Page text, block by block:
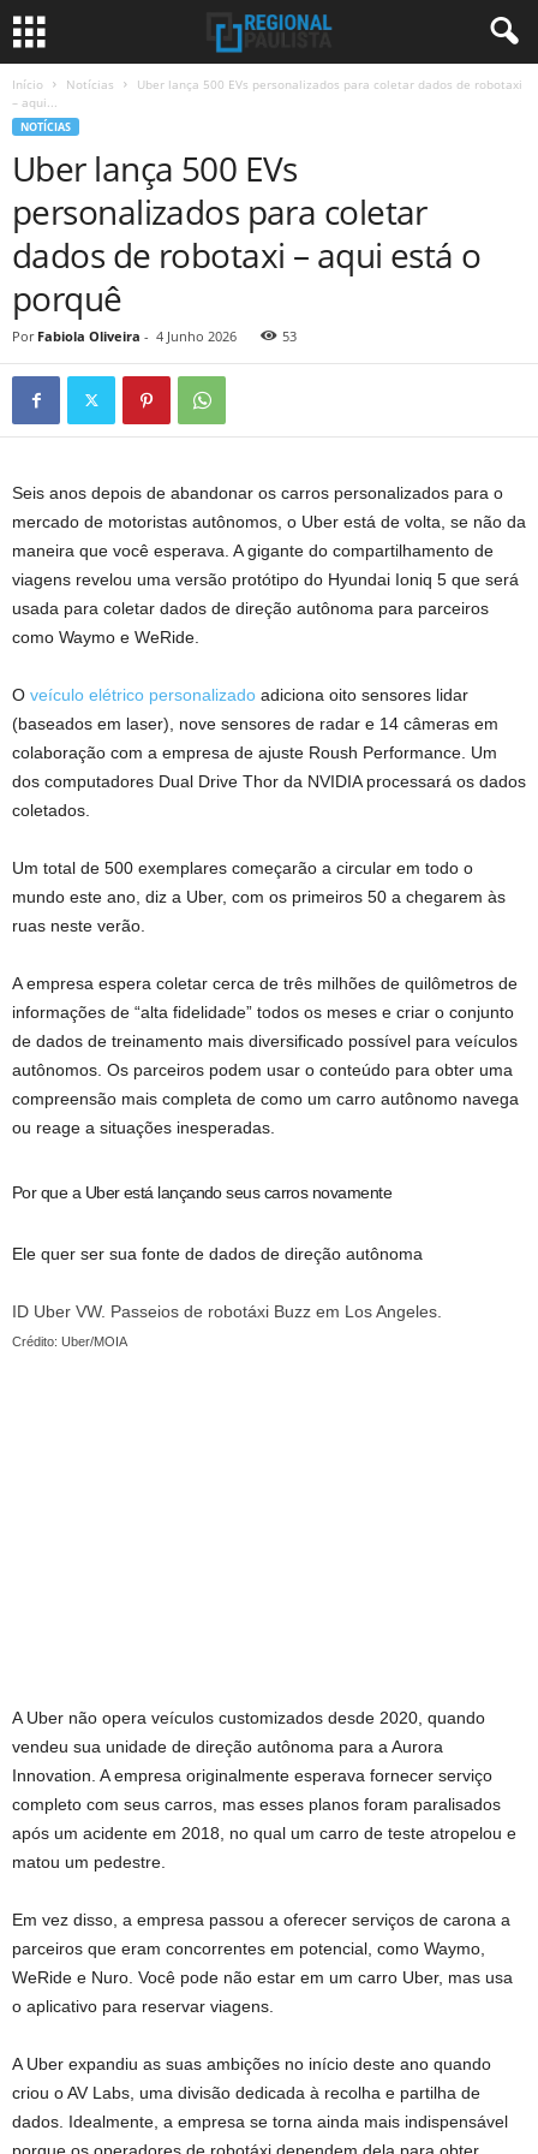
Início Notícias
Uber lança 500 EVs personalizados para coletar dados de robotaxi
– aqui...
NOTÍCIAS
Uber lança 500 EVs
personalizados para coletar
dados de robotaxi – aqui está o
porquê
Por Fabiola Oliveira - 4 Junho 2026 53
Seis anos depois de abandonar os carros personalizados para o
mercado de motoristas autônomos, o Uber está de volta, se não da
maneira que você esperava. A gigante do compartilhamento de
viagens revelou uma versão protótipo do Hyundai Ioniq 5 que será
usada para coletar dados de direção autônoma para parceiros
como Waymo e WeRide.
O veículo elétrico personalizado adiciona oito sensores lidar
(baseados em laser), nove sensores de radar e 14 câmeras em
colaboração com a empresa de ajuste Roush Performance. Um
dos computadores Dual Drive Thor da NVIDIA processará os dados
coletados.
Um total de 500 exemplares começarão a circular em todo o
mundo este ano, diz a Uber, com os primeiros 50 a chegarem às
ruas neste verão.
A empresa espera coletar cerca de três milhões de quilômetros de
informações de “alta fidelidade” todos os meses e criar o conjunto
de dados de treinamento mais diversificado possível para veículos
autônomos. Os parceiros podem usar o conteúdo para obter uma
compreensão mais completa de como um carro autônomo navega
ou reage a situações inesperadas.
Por que a Uber está lançando seus carros novamente
Ele quer ser sua fonte de dados de direção autônoma
ID Uber VW. Passeios de robotáxi Buzz em Los Angeles.
Crédito: Uber/MOIA
A Uber não opera veículos customizados desde 2020, quando
vendeu sua unidade de direção autônoma para a Aurora
Innovation. A empresa originalmente esperava fornecer serviço
completo com seus carros, mas esses planos foram paralisados ​​
após um acidente em 2018, no qual um carro de teste atropelou e
matou um pedestre.
Em vez disso, a empresa passou a oferecer serviços de carona a
parceiros que eram concorrentes em potencial, como Waymo,
WeRide e Nuro. Você pode não estar em um carro Uber, mas usa
o aplicativo para reservar viagens.
A Uber expandiu as suas ambições no início deste ano quando
criou o AV Labs, uma divisão dedicada à recolha e partilha de
dados. Idealmente, a empresa se torna ainda mais indispensável
porque os operadores de robotáxi dependem dela para obter